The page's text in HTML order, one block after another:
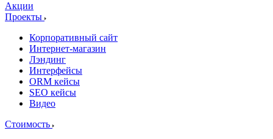
Акции
Проекты
Корпоративный сайт
Интернет-магазин
Лэндинг
Интерфейсы
ORM кейсы
SEO кейсы
Видео
Стоимость